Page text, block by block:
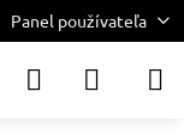
Panel používateľa